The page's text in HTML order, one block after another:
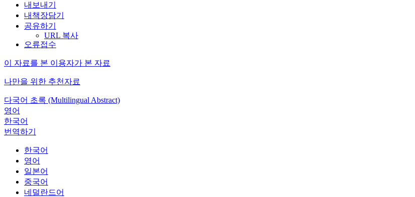
내보내기
내책장담기
공유하기
URL 복사
오류접수
이 자료를 본 이용자가 본 자료
나만을 위한 추천자료
다국어 초록 (Multilingual Abstract)
영어
한국어
번역하기
한국어
영어
일본어
중국어
네덜란드어